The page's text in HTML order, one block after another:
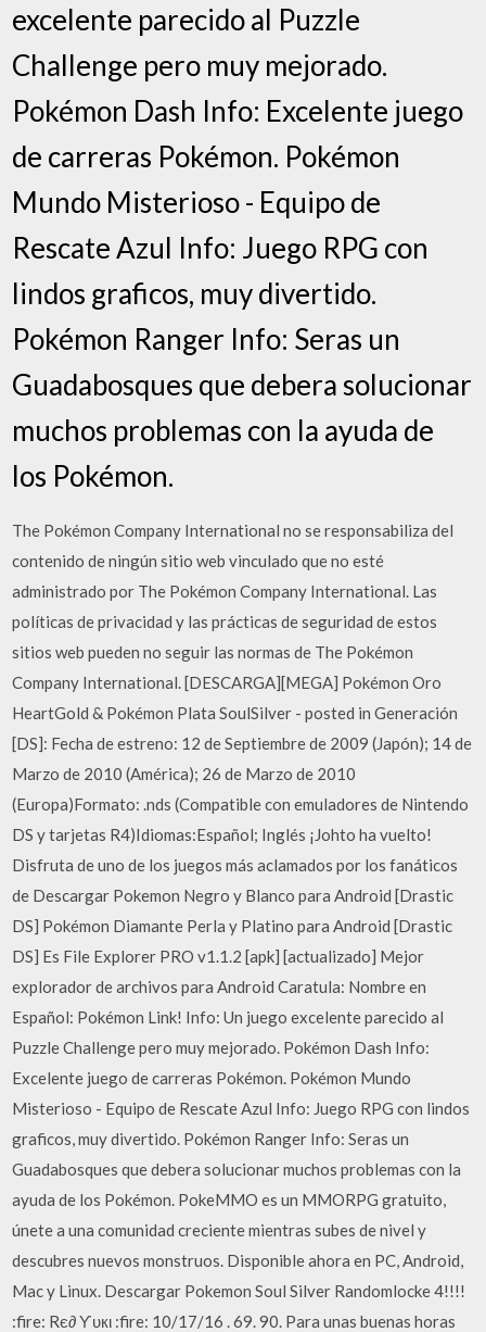
excelente parecido al Puzzle
Challenge pero muy mejorado.
Pokémon Dash Info: Excelente juego
de carreras Pokémon. Pokémon
Mundo Misterioso - Equipo de
Rescate Azul Info: Juego RPG con
lindos graficos, muy divertido.
Pokémon Ranger Info: Seras un
Guadabosques que debera solucionar
muchos problemas con la ayuda de
los Pokémon.
The Pokémon Company International no se responsabiliza del
contenido de ningún sitio web vinculado que no esté
administrado por The Pokémon Company International. Las
políticas de privacidad y las prácticas de seguridad de estos
sitios web pueden no seguir las normas de The Pokémon
Company International. [DESCARGA][MEGA] Pokémon Oro
HeartGold & Pokémon Plata SoulSilver - posted in Generación
[DS]: Fecha de estreno: 12 de Septiembre de 2009 (Japón); 14 de
Marzo de 2010 (América); 26 de Marzo de 2010
(Europa)Formato: .nds (Compatible con emuladores de Nintendo
DS y tarjetas R4)Idiomas:Español; Inglés ¡Johto ha vuelto!
Disfruta de uno de los juegos más aclamados por los fanáticos
de Descargar Pokemon Negro y Blanco para Android [Drastic
DS] Pokémon Diamante Perla y Platino para Android [Drastic
DS] Es File Explorer PRO v1.1.2 [apk] [actualizado] Mejor
explorador de archivos para Android Caratula: Nombre en
Español: Pokémon Link! Info: Un juego excelente parecido al
Puzzle Challenge pero muy mejorado. Pokémon Dash Info:
Excelente juego de carreras Pokémon. Pokémon Mundo
Misterioso - Equipo de Rescate Azul Info: Juego RPG con lindos
graficos, muy divertido. Pokémon Ranger Info: Seras un
Guadabosques que debera solucionar muchos problemas con la
ayuda de los Pokémon. PokeMMO es un MMORPG gratuito,
únete a una comunidad creciente mientras subes de nivel y
descubres nuevos monstruos. Disponible ahora en PC, Android,
Mac y Linux. Descargar Pokemon Soul Silver Randomlocke 4!!!!
:fire: Rє∂ Ƴυкι :fire: 10/17/16 . 69. 90. Para unas buenas horas